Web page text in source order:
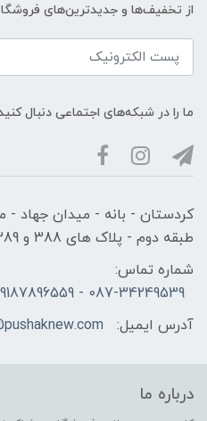
از تخفیف‌ها و جدیدترین‌های
ما را در شبکه‌های اجتماعی دنبال
کردستان - بانه - میدان جهاد -
طبقه دوم - پلاک های 388 و 389
شماره تماس:
087-34249539 - 09187896559 - 09186686646
آدرس ایمیل:
درباره ما